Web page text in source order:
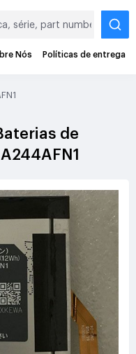
Nós Políticas de entrega
de